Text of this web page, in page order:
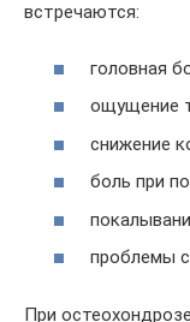
встречаются:
головная
ощущение
снижение
боль при
проблемы
При